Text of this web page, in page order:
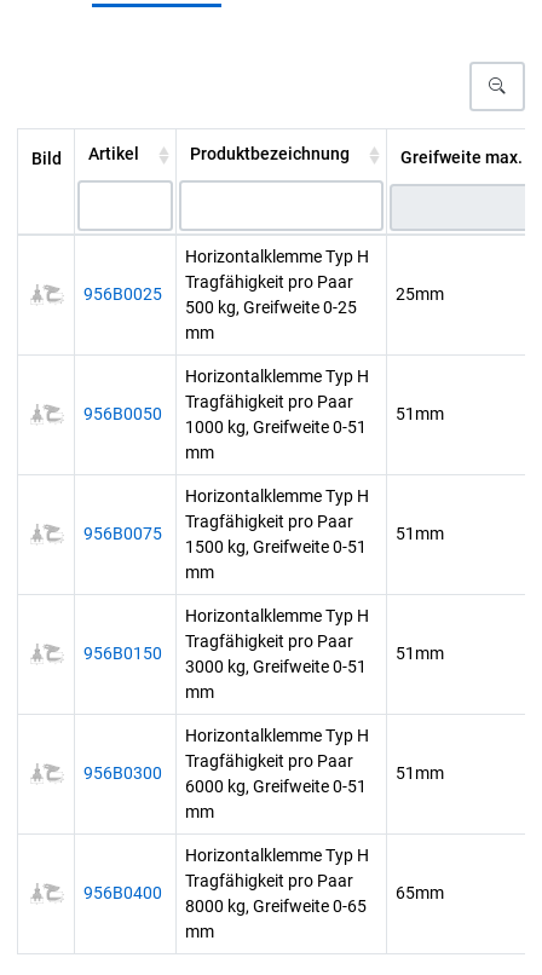
Bild Artikel Produktbezeichnung Greifweite max.
956B0025
Horizontalklemme Typ H
Tragfähigkeit pro Paar
500 kg, Greifweite 0-25
mm
25mm
956B0050
Horizontalklemme Typ H
Tragfähigkeit pro Paar
1000 kg, Greifweite 0-51
mm
51mm
956B0075
Horizontalklemme Typ H
Tragfähigkeit pro Paar
1500 kg, Greifweite 0-51
mm
51mm
956B0150
Horizontalklemme Typ H
Tragfähigkeit pro Paar
3000 kg, Greifweite 0-51
mm
51mm
956B0300
Horizontalklemme Typ H
Tragfähigkeit pro Paar
6000 kg, Greifweite 0-51
mm
51mm
956B0400
Horizontalklemme Typ H
Tragfähigkeit pro Paar
8000 kg, Greifweite 0-65
mm
65mm